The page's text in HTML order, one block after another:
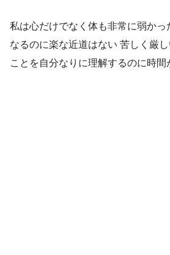
私は心だけでなく体も非常に弱かっ
なるのに楽な近道はない 苦しく厳
ことを自分なりに理解するのに時間